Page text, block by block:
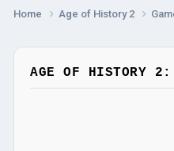
Home Age of History 2
AGE OF HISTORY